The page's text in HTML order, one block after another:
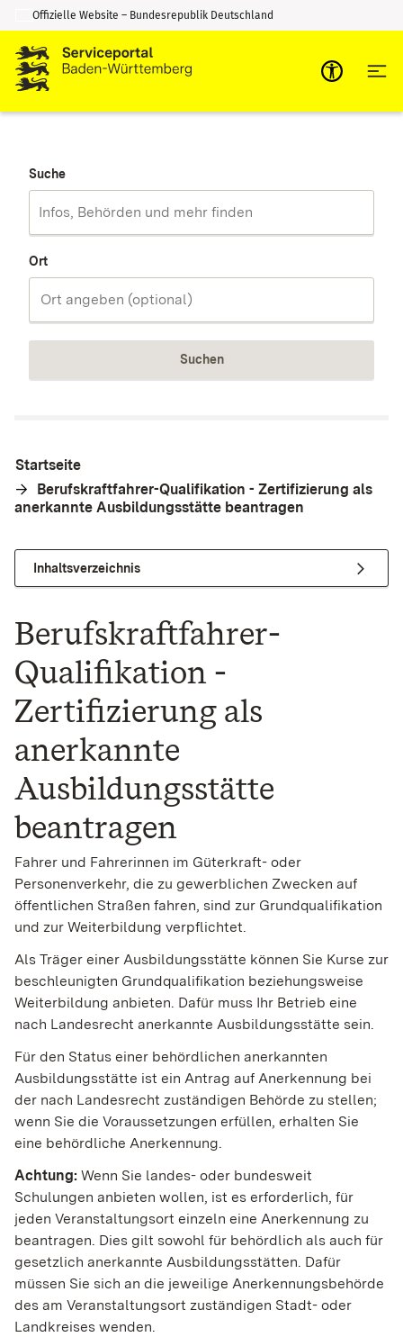
Zum Inhalt springen
Zur Suche springen
Offizielle Website – Bundesrepublik Deutschland
Suche
Ort
Suchen
Startseite
Berufskraftfahrer-Qualifikation - Zertifizierung als
anerkannte Ausbildungsstätte beantragen
Inhaltsverzeichnis
Berufskraftfahrer-
Qualifikation -
Zertifizierung als
anerkannte
Ausbildungsstätte
beantragen
Fahrer und Fahrerinnen im Güterkraft- oder
Personenverkehr, die zu gewerblichen Zwecken auf
öffentlichen Straßen fahren, sind zur Grundqualifikation
und zur Weiterbildung verpflichtet.
Als Träger einer Ausbildungsstätte können Sie Kurse zur
beschleunigten Grundqualifikation beziehungsweise
Weiterbildung anbieten. Dafür muss Ihr Betrieb eine
nach Landesrecht anerkannte Ausbildungsstätte sein.
Für den Status einer behördlichen anerkannten
Ausbildungsstätte ist ein Antrag auf Anerkennung bei
der nach Landesrecht zuständigen Behörde zu stellen;
wenn Sie die Voraussetzungen erfüllen, erhalten Sie
eine behördliche Anerkennung.
Achtung: Wenn Sie landes- oder bundesweit
Schulungen anbieten wollen, ist es erforderlich, für
jeden Veranstaltungsort einzeln eine Anerkennung zu
beantragen. Dies gilt sowohl für behördlich als auch für
gesetzlich anerkannte Ausbildungsstätten. Dafür
müssen Sie sich an die jeweilige Anerkennungsbehörde
des am Veranstaltungsort zuständigen Stadt- oder
Landkreises wenden.